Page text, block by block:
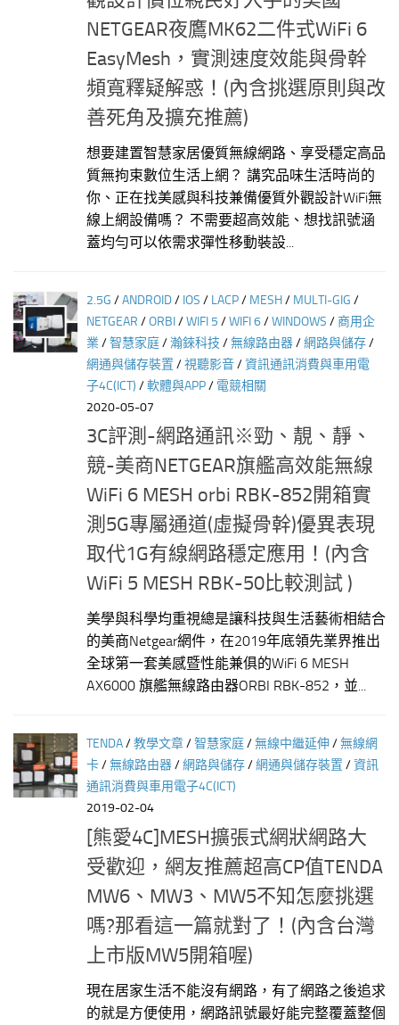
NETGEAR夜鷹MK62二件式WiFi 6
EasyMesh，實測速度效能與骨幹
頻寬釋疑解惑！(內含挑選原則與改
善死角及擴充推薦)
想要建置智慧家居優質無線網路、享受穩定高品
質無拘束數位生活上網？ 講究品味生活時尚的
你、正在找美感與科技兼備優質外觀設計WiFi無
線上網設備嗎？ 不需要超高效能、想找訊號涵
蓋均勻可以依需求彈性移動裝設...
2.5G /ANDROID/ IOS / LACP/ MESH/ MULTI-GIG /
NETGEAR /ORBI/WIFI 5 /WIFI 6/WINDOWS /商用企
業/智慧家庭/瀚錸科技 /無線路由器/網路與儲存/
網通與儲存裝置 /視聽影音/資訊通訊消費與車用電
子4C(ICT) /軟體與APP/ 電競相關
2020-05-07
3C評測-網路通訊※勁、靚、靜、
競-美商NETGEAR旗艦高效能無線
WiFi 6 MESH orbi RBK-852開箱實
測5G專屬通道(虛擬骨幹)優異表現
取代1G有線網路穩定應用！(內含
WiFi 5 MESH RBK-50比較測試 )
美學與科學均重視總是讓科技與生活藝術相結合
的美商Netgear網件，在2019年底領先業界推出
全球第一套美感暨性能兼俱的WiFi 6 MESH
AX6000 旗艦無線路由器ORBI RBK-852，並...
TENDA/教學文章/智慧家庭/無線中繼延伸/無線網
卡/無線路由器/網路與儲存/網通與儲存裝置 /資訊
通訊消費與車用電子4C(ICT)
2019-02-04
[熊愛4C]MESH擴張式網狀網路大
受歡迎，網友推薦超高CP值TENDA
MW6、MW3、MW5不知怎麼挑選
嗎?那看這一篇就對了！(內含台灣
上市版MW5開箱喔)
現在居家生活不能沒有網路，有了網路之後追求
的就是方便使用，網路訊號最好能完整覆蓋整個